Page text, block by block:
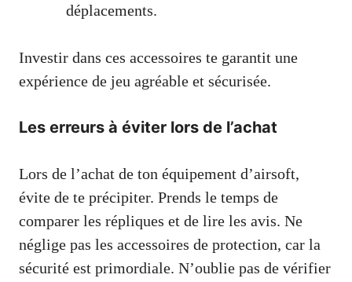
déplacements.
Investir dans ces accessoires te garantit une
expérience de jeu agréable et sécurisée.
Les erreurs à éviter lors de l’achat
Lors de l’achat de ton équipement d’airsoft,
évite de te précipiter. Prends le temps de
comparer les répliques et de lire les avis. Ne
néglige pas les accessoires de protection, car la
sécurité est primordiale. N’oublie pas de vérifier